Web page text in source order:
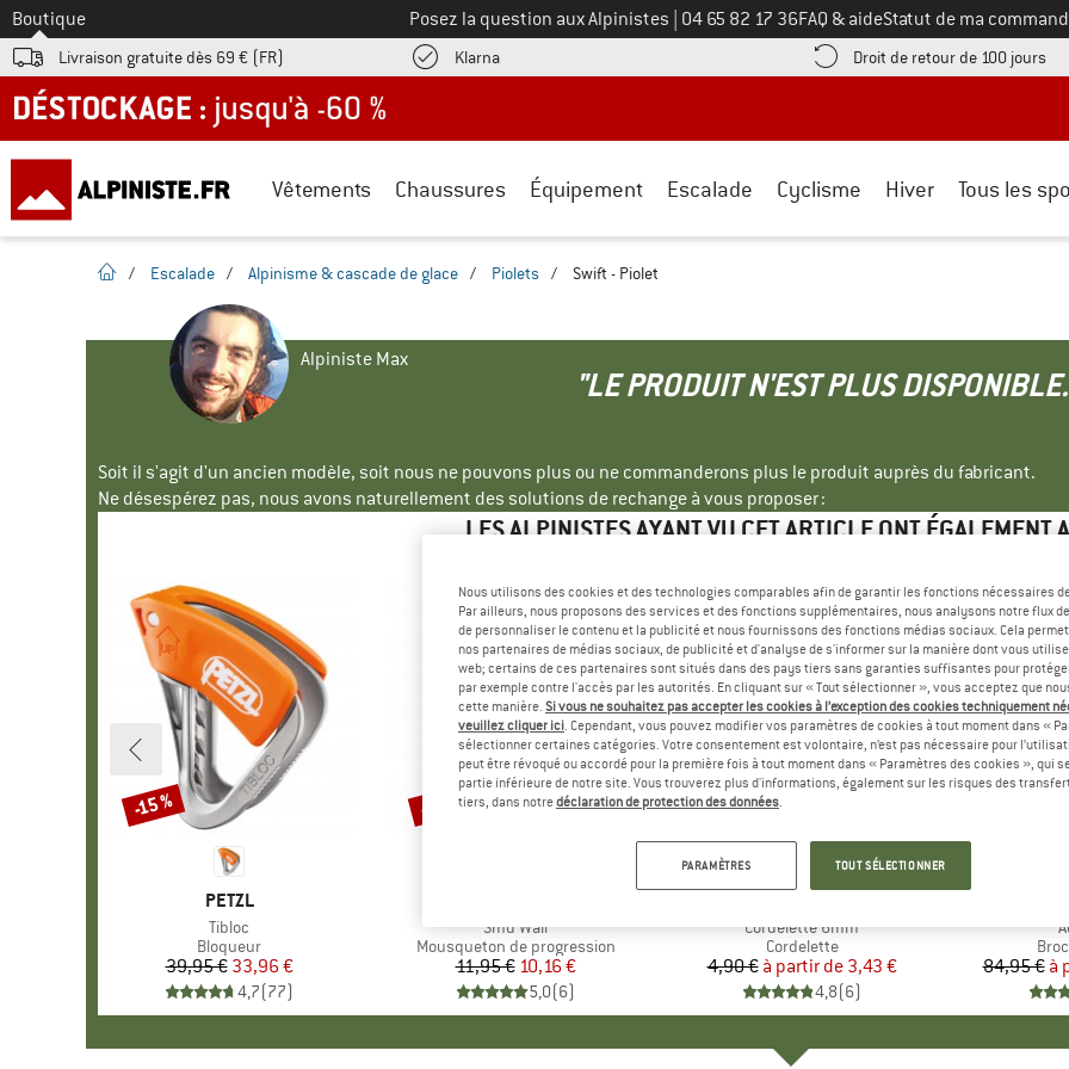
Vers le
Boutique Posez la question aux Alpinistes Appelez-nous au
04 65 82 17 36FAQ & aideStatut de ma
Livraison gratuite dès 69 € (FR) KlarnaTrouve les informations de paiement ici ! Ouvre une boîte d'information
Droit de retour de 100 jours
DÉSTOCKAGE : jusqu'à -60 %
Vêtements Chaussures Équipement Escalade Cyclisme Hiver Tous les
Page d'accueil
/ Escalade / Alpinisme & cascade de glace / Piolets / Swift - Piolet
Alpiniste Max
"LE PRODUIT N'EST PLUS
Soit il s'agit d'un ancien modèle, soit nous ne pouvons plus ou ne commanderons plus le produit auprès du fabricant.
Ne désespérez pas, nous avons naturellement des solutions de rechange à vous proposer :
LES ALPINISTES AYANT VU CET ARTICLE ONT ÉGALEMENT
MARQUE
PETZL
Article
Tibloc
Product group
Bloqueur
Prix
39,95 € Prix réduit
33,96 €
4,7(77)
Remise
-15 %
Article
Smd Wall
Product group
Mousqueton de progression
Prix
11,95 €Prix réduit
10,16 €
5,0(6)
Remise
-15 %
+1
Article
Cordelette 6mm
Product group
Cordelette
Prix
4,90 € Prix réduit
à partir de 3,43 €
4,8(6)
Remise
-30 %
84,95 € à
Jusqu'à
Nous utilisons des cookies et des technologies comparables afin de garantir les fonctions nécessaires
Par ailleurs, nous proposons des services et des fonctions supplémentaires, nous analysons notre flux
de personnaliser le contenu et la publicité et nous fournissons des fonctions médias sociaux. Cela
nos partenaires de médias sociaux, de publicité et d'analyse de s'informer sur la manière dont vous
web; certains de ces partenaires sont situés dans des pays tiers sans garanties suffisantes pour
par exemple contre l'accès par les autorités. En cliquant sur « Tout sélectionner », vous acceptez que
cette manière. Si vous ne souhaitez pas accepter les cookies à l’exception des cookies techniquement
veuillez cliquer ici. Cependant, vous pouvez modifier vos paramètres de cookies à tout moment dans «
sélectionner certaines catégories. Votre consentement est volontaire, n’est pas nécessaire pour
peut être révoqué ou accordé pour la première fois à tout moment dans « Paramètres des cookies », qui
partie inférieure de notre site. Vous trouverez plus d'informations, également sur les risques des
tiers, dans notredéclaration de protection des données.
PARAMÈTRES TOUT SÉLECTIONNER